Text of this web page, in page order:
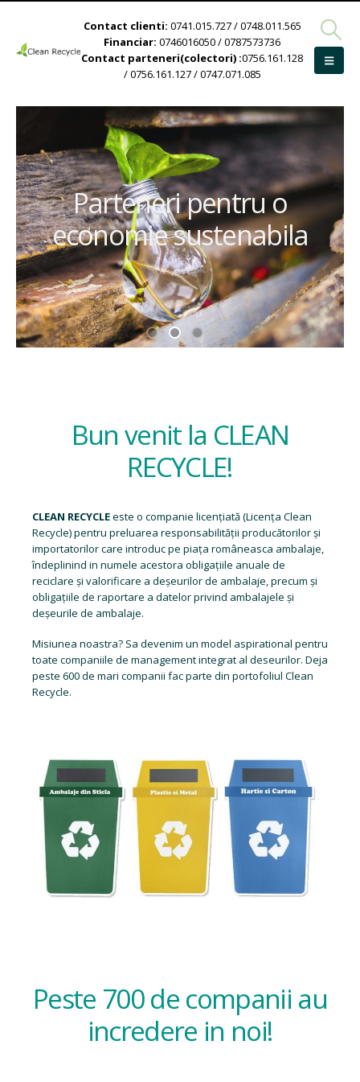
Contact clienti: 0741.015.727 / 0748.011.565
Financiar: 0746016050 / 0787573736
Contact parteneri(colectori) :0756.161.128
/ 0756.161.127 / 0747.071.085
Bun venit la CLEAN
RECYCLE!
CLEAN RECYCLEeste o companie licențiată (Licența Clean
Recycle) pentru preluarea responsabilității producătorilor și
importatorilor care introduc pe piața româneasca ambalaje,
îndeplinind in numele acestora obligațiile anuale de
reciclare și valorificare a deșeurilor de ambalaje, precum și
obligațiile de raportare a datelor privind ambalajele și
deșeurile de ambalaje.
Misiunea noastra? Sa devenim un model aspirational pentru
toate companiile de management integrat al deseurilor. Deja
peste 600 de mari companii fac parte din portofoliul Clean
Recycle.
Peste 700 de companii au
incredere in noi!